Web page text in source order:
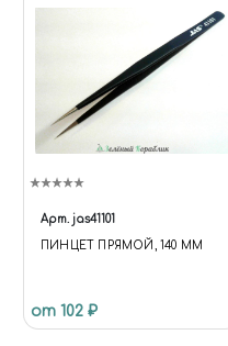
Арт. jas41101
ПИНЦЕТ ПРЯМОЙ, 140 ММ
от 102 ₽